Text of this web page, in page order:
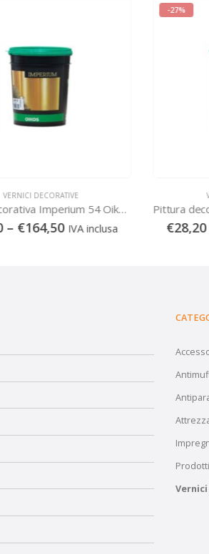
Pittura decorativa Imperium 54 Oikos – IMP54
€28,20–€106,40 IVA inclusa